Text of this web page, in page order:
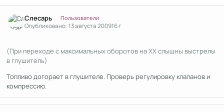
Cлecapь Пользователи
Опубликовано:13 августа 200916 г
(При переходе с максимальных оборотов на ХХ слышны выстрелы
в глушитель)
Топливо догорает в глушителе. Проверь регулировку клапанов и
компрессию.